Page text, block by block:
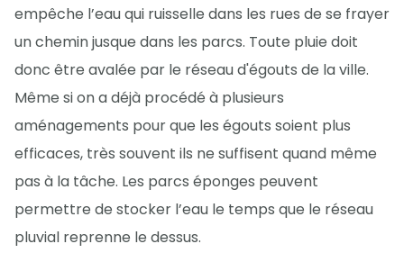
empêche l’eau qui ruisselle dans les rues de se frayer
un chemin jusque dans les parcs. Toute pluie doit
donc être avalée par le réseau d'égouts de la ville.
Même si on a déjà procédé à plusieurs
aménagements pour que les égouts soient plus
efficaces, très souvent ils ne suffisent quand même
pas à la tâche. Les parcs éponges peuvent
permettre de stocker l’eau le temps que le réseau
pluvial reprenne le dessus.